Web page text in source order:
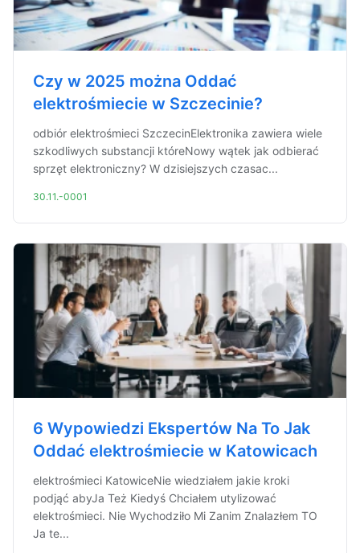
Czy w 2025 można Oddać
elektrośmiecie w Szczecinie?
odbiór elektrośmieci SzczecinElektronika zawiera wiele
szkodliwych substancji któreNowy wątek jak odbierać
sprzęt elektroniczny? W dzisiejszych czasac...
30.11.-0001
6 Wypowiedzi Ekspertów Na To Jak
Oddać elektrośmiecie w Katowicach
elektrośmieci KatowiceNie wiedziałem jakie kroki
podjąć abyJa Też Kiedyś Chciałem utylizować
elektrośmieci. Nie Wychodziło Mi Zanim Znalazłem TO
Ja te...